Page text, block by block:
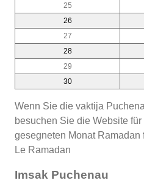
25
26
27
28
29
30
Wenn Sie die vaktija
besuchen Sie die Website
gesegneten Monat
Le Ramadan
Imsak Puchenau